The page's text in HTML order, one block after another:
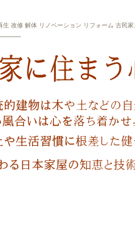
生 改修 解体 リノベーション リフォーム 古民